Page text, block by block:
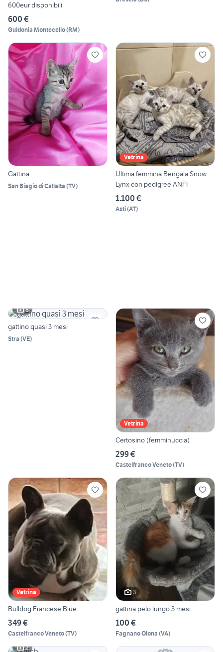
600eur disponibili
600 €
Guidonia Montecelio(RM)
Gattina
San Biagio di Callalta (TV)
Vetrina
Ultima femmina Bengala Snow
Lynx con pedigree ANFI
1.100 €
Asti(AT)
5
gattino quasi 3 mesi
Stra (VE)
Vetrina
Certosino (femminuccia)
299 €
Castelfranco Veneto(TV)
Vetrina
Bulldog Francese Blue
349 €
Castelfranco Veneto(TV)
3
gattina pelo lungo 3 mesi
100 €
Fagnano Olona (VA)
2